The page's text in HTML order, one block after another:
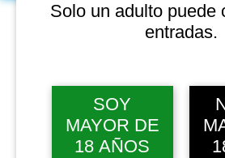
Solo un adulto puede
entradas.
SOY
MAYOR DE
18 AÑOS